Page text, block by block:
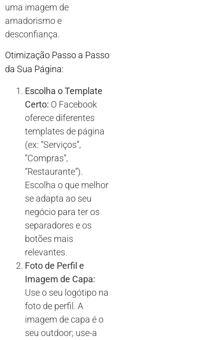
uma imagem de
amadorismo e
desconfiança.
Otimização Passo a Passo
da Sua Página:
Escolha o Template
Certo: O Facebook
oferece diferentes
templates de página
(ex: “Serviços”,
“Compras”,
“Restaurante”).
Escolha o que melhor
se adapta ao seu
negócio para ter os
separadores e os
botões mais
relevantes.
Foto de Perfil e
Imagem de Capa:
Use o seu logótipo na
foto de perfil. A
imagem de capa é o
seu outdoor; use-a